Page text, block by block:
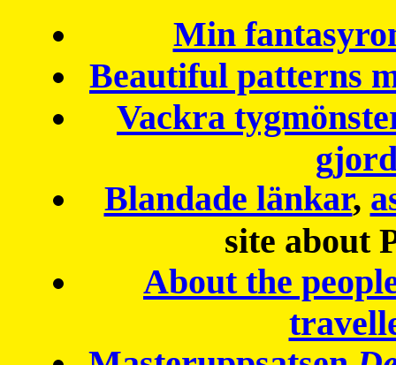
Min
Beautiful patterns
Vackra
Blandade länkar,
site about
About the